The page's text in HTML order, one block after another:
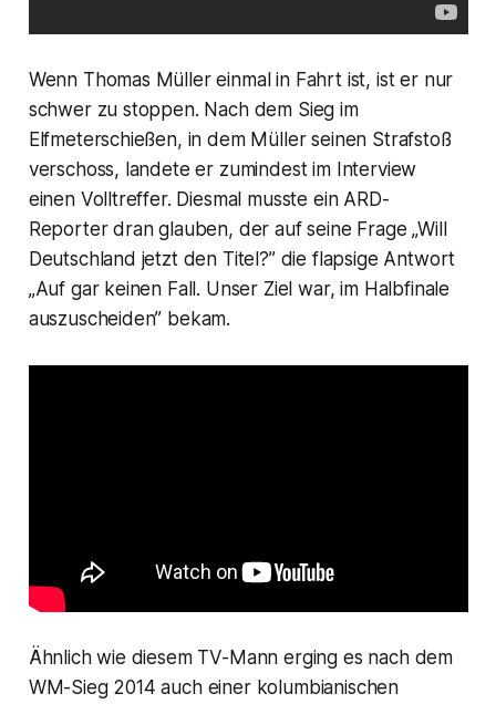
Wenn Thomas Müller einmal in Fahrt ist, ist er nur
schwer zu stoppen. Nach dem Sieg im
Elfmeterschießen, in dem Müller seinen Strafstoß
verschoss, landete er zumindest im Interview
einen Volltreffer. Diesmal musste ein ARD-
Reporter dran glauben, der auf seine Frage „Will
Deutschland jetzt den Titel?” die flapsige Antwort
„Auf gar keinen Fall. Unser Ziel war, im Halbfinale
auszuscheiden” bekam.
Ähnlich wie diesem TV-Mann erging es nach dem
WM-Sieg 2014 auch einer kolumbianischen